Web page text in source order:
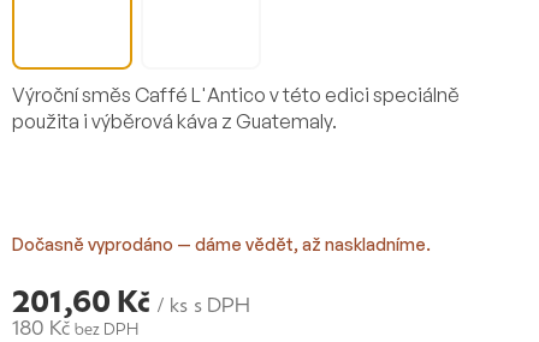
Dočasně vyprodáno — dáme vědět, až naskladníme.
Výroční směs Caffé L'Antico v této edici speciálně
použita i výběrová káva z Guatemaly.
201,60 Kč / ks s DPH
180 Kč bez DPH